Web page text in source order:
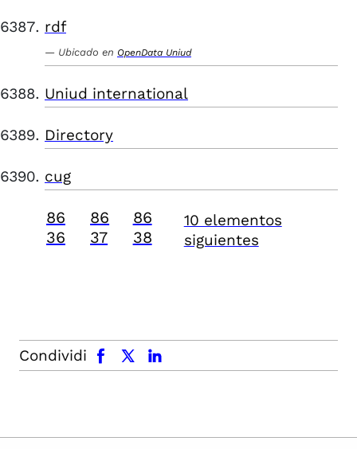
rdf
Ubicado en OpenData Uniud
Uniud international
Directory
cug
86
36
86
37
86
38
10 elementos
siguientes
Condividi
facebook x.com linkedin